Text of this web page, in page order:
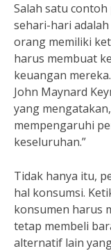
Salah satu
sehari-hari
orang memiliki
harus membuat
keuangan
John Maynard
yang
mempengaruhi
keseluruhan.”
Tidak hanya itu,
hal konsumsi.
konsumen harus
tetap membeli
alternatif lain